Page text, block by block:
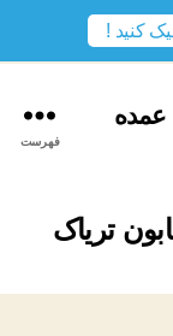
عمده
فهرست
تریاک
کنید !